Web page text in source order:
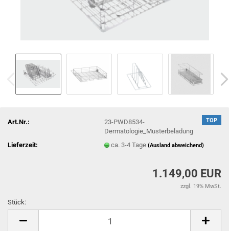
TOP
Art.Nr.:
23-PWD8534-
Dermatologie_Musterbeladung
Lieferzeit:
ca. 3-4 Tage(Ausland abweichend)
1.149,00 EUR
zzgl. 19% MwSt.
Stück: